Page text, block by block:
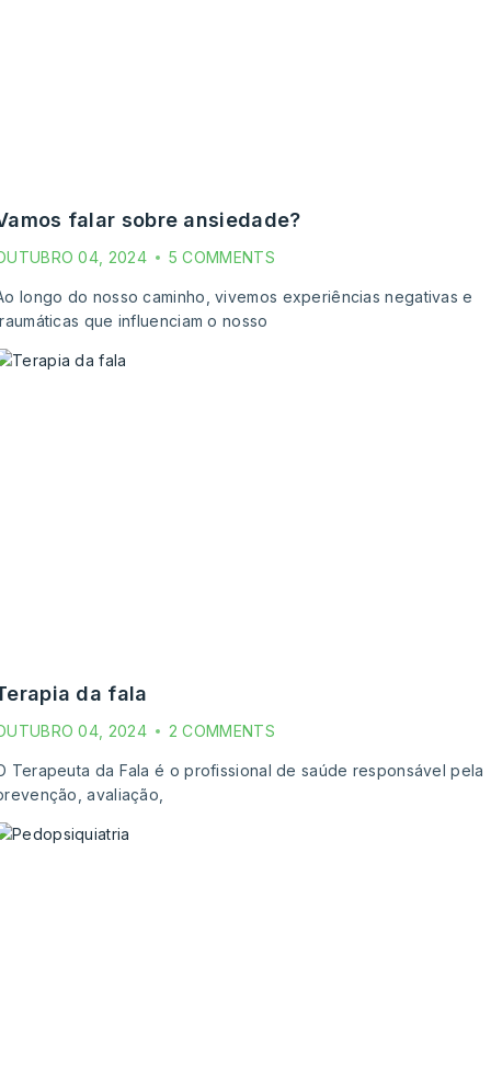
vamos falar sobre ansiedade?
04, 2024 5 COMMENTS
longo do nosso caminho, vivemos experiências negativas e
que influenciam o nosso
terapia da fala
04, 2024 2 COMMENTS
Terapeuta da Fala é o profissional de saúde responsável pela
avaliação,